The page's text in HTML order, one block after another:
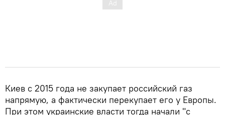
Киев с 2015 года не закупает российский газ
напрямую, а фактически перекупает его у Европы.
При этом украинские власти тогда начали "с